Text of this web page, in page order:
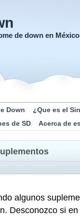
de down en México
Down
¿Que es el
de SD Acerca de
algunos
Desconozco si